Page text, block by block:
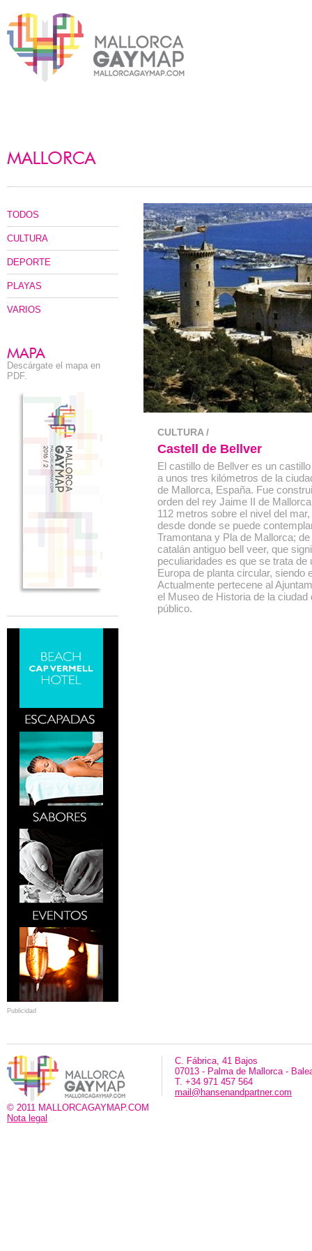
TODOS
CULTURA
DEPORTE
PLAYAS
VARIOS
Descárgate el mapa en
PDF.
Publicidad
CULTURA /
Castell de Bellver
El castillo de Bellver es un
a unos tres kilómetros de la
de Mallorca, España. Fue
orden del rey Jaime II de
112 metros sobre el nivel del
desde donde se puede
Tramontana y Pla de Mallorca;
catalán antiguo bell veer, que
peculiaridades es que se trata
Europa de planta circular, siendo
Actualmente pertecene al
el Museo de Historia de la
público.
© 2011 MALLORCAGAYMAP.COM
Nota legal
C. Fábrica, 41 Bajos
07013 - Palma de Mallorca -
T. +34 971 457 564
mail@hansenandpartner.com